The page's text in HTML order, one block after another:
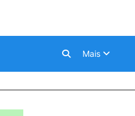
Mais